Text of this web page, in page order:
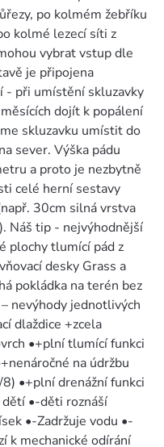
po kolmém žebříku
kolmé lezecí síti z
vybrat vstup dle
je připojena
- při umístění skluzavky
dojít k popálení
skluzavku umístit do
sever. Výška pádu
a proto je nezbytně
celé herní sestavy
30cm silná vrstva
Náš tip - nejvýhodnější
plochy tlumící pád z
desky Grass a
pokládka na terén bez
nevýhody jednotlivých
dlaždice +zcela
•+plní tlumící funkci
na údržbu
•+plní drenážní funkci
•-děti roznáší
•-Zadržuje vodu •-
k mechanické odírání